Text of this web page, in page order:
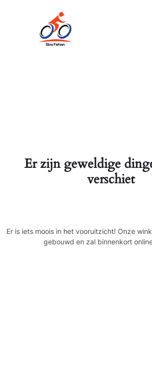
Er zijn geweldige
verschiet
Er is iets moois in het vooruitzicht! Onze
gebouwd en zal binnenkort